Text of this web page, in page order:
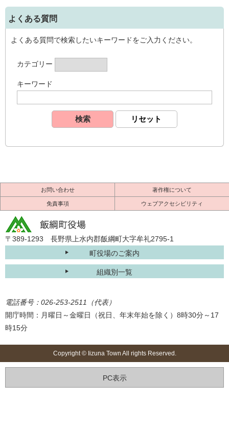
よくある質問
よくある質問で検索したいキーワードをご入力ください。
カテゴリー
キーワード
お問い合わせ 著作権について
免責事項 ウェブアクセシビリティ
〒389-1293 長野県上水内郡飯綱町大字牟礼2795-1
町役場のご案内
組織別一覧
電話番号：026-253-2511（代表）
開庁時間：月曜日～金曜日（祝日、年末年始を除く）8時30分～17
時15分
Copyright © Iizuna Town All rights Reserved.
PC表示